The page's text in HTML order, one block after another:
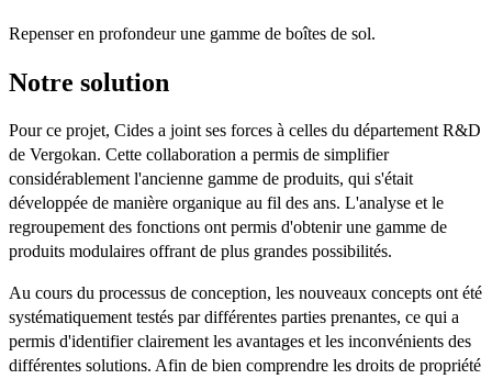
Repenser en profondeur une gamme de boîtes de sol.
Notre solution
Pour ce projet, Cides a joint ses forces à celles du département R&D
de Vergokan. Cette collaboration a permis de simplifier
considérablement l'ancienne gamme de produits, qui s'était
développée de manière organique au fil des ans. L'analyse et le
regroupement des fonctions ont permis d'obtenir une gamme de
produits modulaires offrant de plus grandes possibilités.
Au cours du processus de conception, les nouveaux concepts ont été
systématiquement testés par différentes parties prenantes, ce qui a
permis d'identifier clairement les avantages et les inconvénients des
différentes solutions. Afin de bien comprendre les droits de propriété